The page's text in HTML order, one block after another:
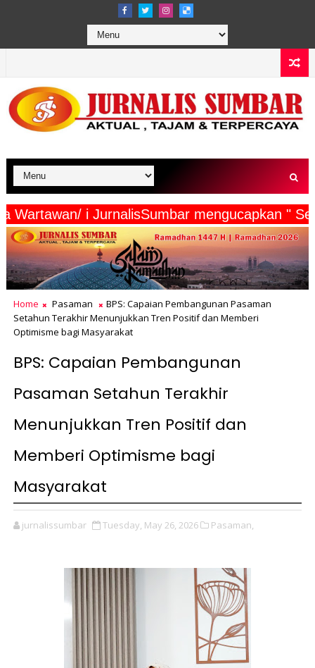
Wartawan/ i JurnalisSumbar
Home Pasaman
BPS: Capaian Pembangunan Pasaman
Setahun Terakhir Menunjukkan Tren Positif dan Memberi
Optimisme bagi Masyarakat
BPS: Capaian Pembangunan
Pasaman Setahun Terakhir
Menunjukkan Tren Positif dan
Memberi Optimisme bagi
Masyarakat
jurnalissumbar Tuesday, May 26, 2026 Pasaman,